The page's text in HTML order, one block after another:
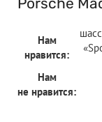
Нам
нравится:
Нам
не нравится: